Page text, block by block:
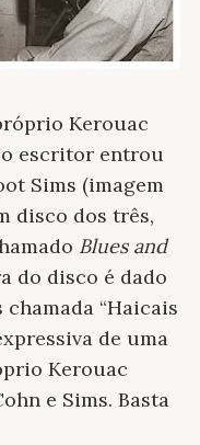
Kerouac
o escritor entrou
Sims (imagem
disco dos três,
Blues and
do disco é dado
“Haicais
de uma
Kerouac
e Sims. Basta